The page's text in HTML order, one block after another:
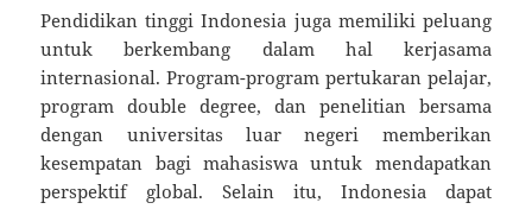
Pendidikan tinggi Indonesia juga memiliki peluang
untuk berkembang dalam hal kerjasama
internasional. Program-program pertukaran pelajar,
program double degree, dan penelitian bersama
dengan universitas luar negeri memberikan
kesempatan bagi mahasiswa untuk mendapatkan
perspektif global. Selain itu, Indonesia dapat